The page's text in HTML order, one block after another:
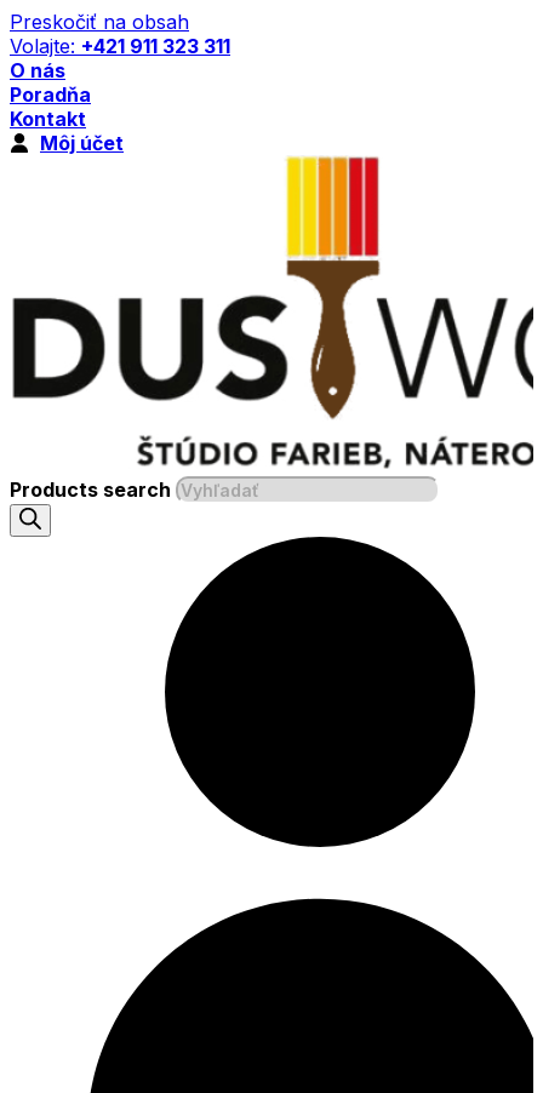
Preskočiť na obsah
Volajte: +421 911 323 311
O nás
Poradňa
Kontakt
Môj účet
Products search